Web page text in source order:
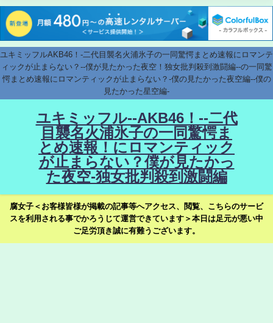
ユキミッフルAKB46！-二代目襲名火浦氷子の一同驚愕まとめ速報にロマンテ
ィックが止まらない？--僕が見たかった夜空！独女批判殺到激闘編--の一同驚
愕まとめ速報にロマンティックが止まらない？-僕の見たかった夜空編--僕の
見たかった星空編-
ユキミッフル--AKB46！--二代
目襲名火浦氷子の一同驚愕ま
とめ速報！にロマンティック
が止まらない？僕が見たかっ
た夜空-独女批判殺到激闘編
腐女子＜お客様皆様が掲載の記事等へアクセス、閲覧、こちらのサービ
スを利用される事でかろうじて運営できています＞本日は足元が悪い中
ご足労頂き誠に有難うございます。